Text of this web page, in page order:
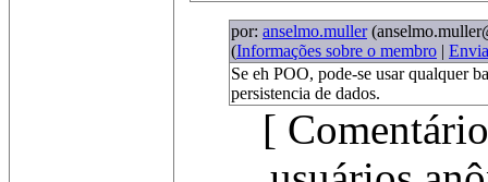
por: anselmo.muller
(Informações sobre o membro |
Se eh POO, pode-se usar qualquer
persistencia de dados.
[